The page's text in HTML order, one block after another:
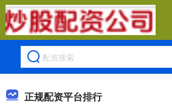
正规配资平台排行